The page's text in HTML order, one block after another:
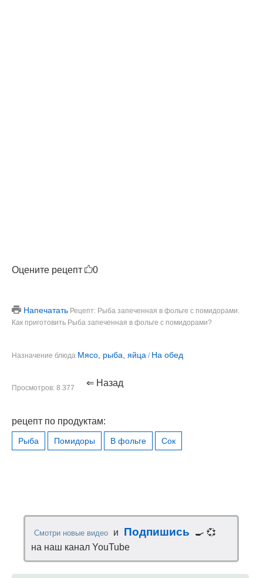
Оцените рецепт 0
Напечатать Рецепт: Рыба запеченная в фольге с помидорами.
Как приготовить Рыба запеченная в фольге с помидорами?
Назначение блюда Мясо, рыба, яйца / На обед
Просмотров: 8 377 ⇐ Назад
рецепт по продуктам:
Рыба Помидоры В фольге Сок
Смотри новые видео и Подпишись
🍳 💞
на наш канал YouTube